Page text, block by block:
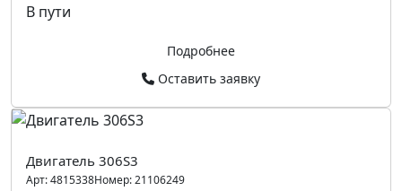
В пути
Подробнее
Оставить заявку
Двигатель 306S3
Арт:4815338Номер:21106249